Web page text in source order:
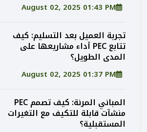
August 02, 2025 01:43 PM
تجربة العميل بعد التسليم: كيف
تتابع PEC أداء مشاريعها على
المدى الطويل؟
August 02, 2025 01:37 PM
المباني المرنة: كيف تصمم PEC
منشآت قابلة للتكيف مع التغيرات
المستقبلية؟